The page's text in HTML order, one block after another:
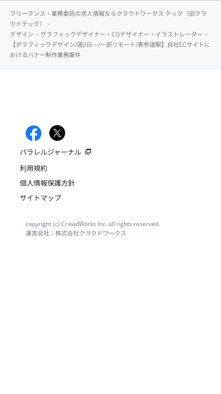
フリーランス・業務委託の求人情報ならクラウドワークス テック（旧クラ
ウドテック）
デザイン
グラフィックデザイナー・CGデザイナー・イラストレーター
【グラフィックデザイン/週2日～/一部リモート/表参道駅】自社ECサイトに
おけるバナー制作業務案件
パラレルジャーナル
利用規約
個人情報保護方針
サイトマップ
copyright (c) CrowdWorks Inc. all rights reserved.
運営会社：株式会社クラウドワークス